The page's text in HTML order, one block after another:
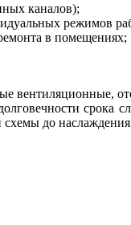
каналов);
режимов
в помещениях;
вентиляционные,
до